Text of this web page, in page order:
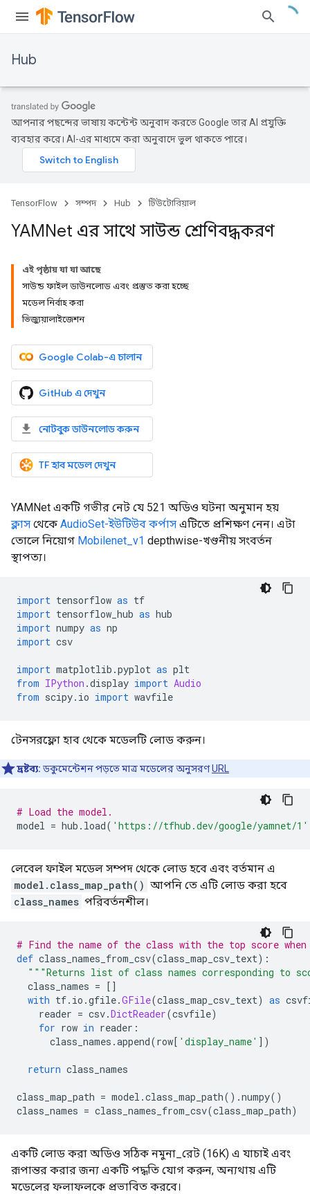
Hub
আপনার পছন্দের ভাষায় কন্টেন্ট অনুবাদ করতে Google তার AI প্রযুক্তি
ব্যবহার করে। AI-এর মাধ্যমে করা অনুবাদে ভুল থাকতে পারে।
TensorFlow সম্পদ Hub টিউটোরিয়াল
YAMNet এর সাথে সাউন্ড শ্রেণিবদ্ধকরণ
এই পৃষ্ঠায় যা যা আছে
সাউন্ড ফাইল ডাউনলোড এবং প্রস্তুত করা হচ্ছে
মডেল নির্বাহ করা
ভিজ্যুয়ালাইজেশন
Google Colab-এ চালান
GitHub এ দেখুন
নোটবুক ডাউনলোড করুন
TF হাব মডেল দেখুন
YAMNet একটি গভীর নেট যে 521 অডিও ঘটনা অনুমান হয়
ক্লাস থেকে AudioSet-ইউটিউব কর্পাস এটিতে প্রশিক্ষণ নেন। এটা
তোলে নিয়োগ Mobilenet_v1 depthwise-খণ্ডনীয় সংবর্তন
স্থাপত্য।
import tensorflow as tf
import tensorflow_hub as hub
import numpy as np
import csv
import matplotlib .pyplot as plt
from IPython .display import Audio
from scipy. io import wavfile
টেনসরফ্লো হাব থেকে মডেলটি লোড করুন।
দ্রষ্টব্য: ডকুমেন্টেশন পড়তে মাত্র মডেলের অনুসরণURL
# Load the model.
model = hub . load( 'https://tfhub.dev/google/yamnet/1'
লেবেল ফাইল মডেল সম্পদ থেকে লোড হবে এবং বর্তমান এ
model.class_map_path() আপনি তে এটি লোড করা হবে
class_names পরিবর্তনশীল।
# Find the name of the class with the top score when
def class_names_from_csv(class_map_csv_text):
"""Returns list of class names corresponding to
class_names = []
with tf. io .gfile.GFile(class_map_csv_text) as
reader = csv.DictReader(csvfile)
for row in reader :
class_names .append(row[ 'display_name' ])
return class_names
class_map_path = model .class_map_path().numpy()
class_names = class_names_from_csv(class_map_path)
একটি লোড করা অডিও সঠিক নমুনা_রেট (16K) এ যাচাই এবং
রূপান্তর করার জন্য একটি পদ্ধতি যোগ করুন, অন্যথায় এটি
মডেলের ফলাফলকে প্রভাবিত করবে।